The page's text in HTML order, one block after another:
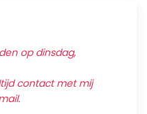
op dinsdag,
contact met mij